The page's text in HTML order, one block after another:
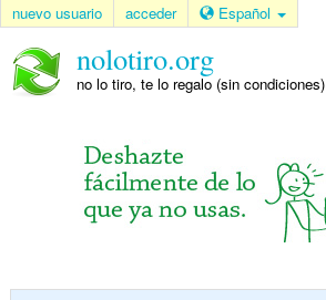
nuevo usuario acceder Español
nolotiro.org
no lo tiro, te lo regalo (sin condiciones)